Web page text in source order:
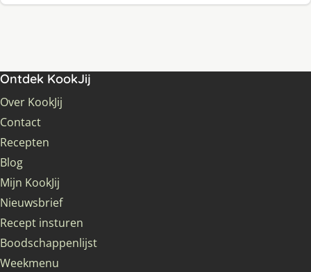
Ontdek KookJij
Over KookJij
Contact
Recepten
Blog
Mijn KookJij
Nieuwsbrief
Recept insturen
Boodschappenlijst
Weekmenu